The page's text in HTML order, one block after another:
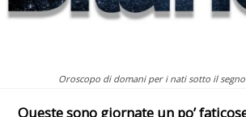
Oroscopo di domani per i nati sotto il segno
Queste sono giornate un po’